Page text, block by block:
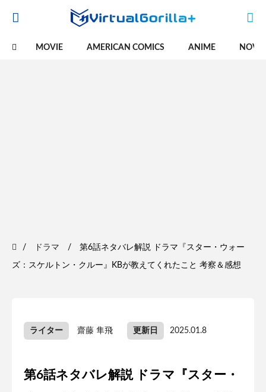
MOVIE AMERICAN COMICS ANIME
ドラマ 第6話ネタバレ解説 ドラマ『スター・ウォー
ズ：スケルトン・クルー』KBが教えてくれたこと 考察＆感想
ライター 齋藤 隼飛 更新日 2025.01.8
第6話ネタバレ解説 ドラマ『スター・